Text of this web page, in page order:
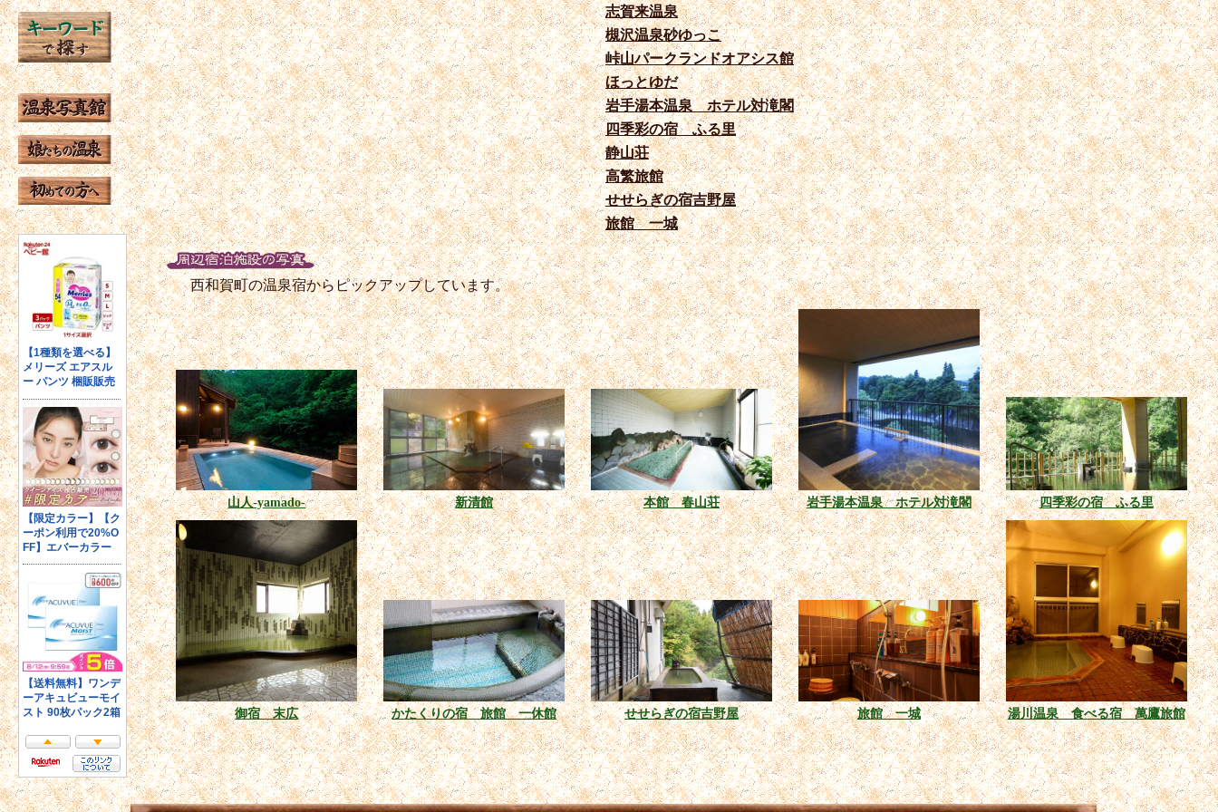
志賀来温泉
槻沢温泉砂ゆっこ
峠山パークランドオアシス館
ほっとゆだ
岩手湯本温泉 ホテル対滝閣
四季彩の宿 ふる里
静山荘
高繁旅館
せせらぎの宿吉野屋
旅館 一城
西和賀町の温泉宿からピックアップしています。
山人-yamado- 新清館 本館 春山荘 岩手湯本温泉 ホテル対滝閣 四季彩の宿 ふる里
御宿 末広 かたくりの宿 旅館 一休館 せせらぎの宿吉野屋 旅館 一城 湯川温泉 食べる宿 萬鷹旅館